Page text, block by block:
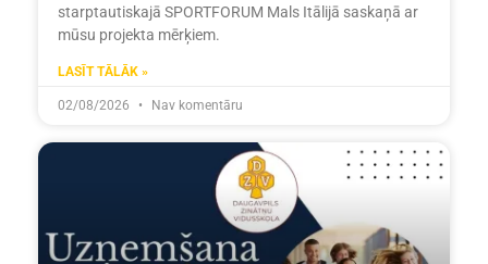
starptautiskajā SPORTFORUM Mals Itālijā saskaņā ar
mūsu projekta mērķiem.
LASĪT TĀLĀK »
02/08/2026 Nav komentāru